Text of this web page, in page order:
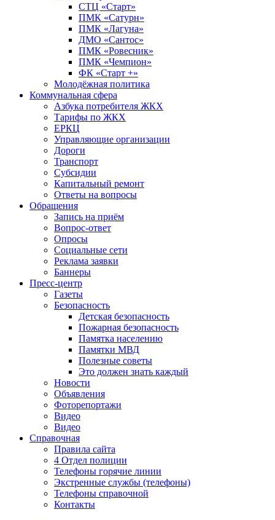
СТЦ «Старт»
ПМК «Сатурн»
ПМК «Лагуна»
ДМО «Сантос»
ПМК «Ровесник»
ПМК «Чемпион»
ФК «Старт +»
Молодёжная политика
Коммунальная сфера
Азбука потребителя ЖКХ
Тарифы по ЖКХ
ЕРКЦ
Управляющие организации
Дороги
Транспорт
Субсидии
Капитальный ремонт
Ответы на вопросы
Обращения
Запись на приём
Вопрос-ответ
Опросы
Социальные сети
Реклама заявки
Баннеры
Пресс-центр
Газеты
Безопасность
Детская безопасность
Пожарная безопасность
Памятка населению
Памятки МВД
Полезные советы
Это должен знать каждый
Новости
Объявления
Фоторепортажи
Видео
Видео
Справочная
Правила сайта
4 Отдел полиции
Телефоны горячие линии
Экстренные службы (телефоны)
Телефоны справочной
Контакты